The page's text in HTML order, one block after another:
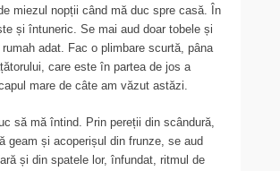
miezul nopții când mă duc spre casă. În
și întuneric. Se mai aud doar tobele și
adat. Fac o plimbare scurtă, pâna
care este în partea de jos a
mare de câte am văzut astăzi.
să mă întind. Prin pereții din scândură,
geam și acoperișul din frunze, se aud
și din spatele lor, înfundat, ritmul de